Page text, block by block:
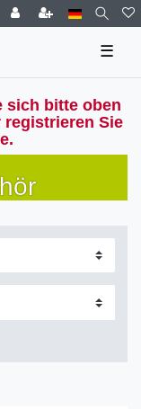
☰
sich bitte oben
registrieren Sie